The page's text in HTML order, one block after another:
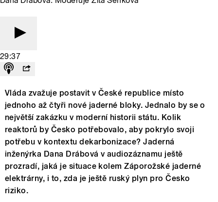
29:37
Vláda zvažuje postavit v České republice místo
jednoho až čtyři nové jaderné bloky. Jednalo by se o
největší zakázku v moderní historii státu. Kolik
reaktorů by Česko potřebovalo, aby pokrylo svoji
potřebu v kontextu dekarbonizace? Jaderná
inženýrka Dana Drábová v audiozáznamu ještě
prozradí, jaká je situace kolem Záporožské jaderné
elektrárny, i to, zda je ještě ruský plyn pro Česko
riziko.